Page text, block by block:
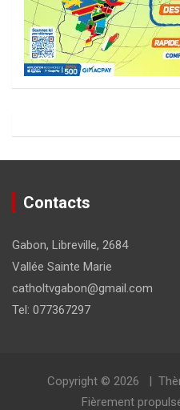
Contacts
Gabon, Libreville, 2684
Vallée Sainte Marie
catholtvgabon@gmail.com
Tel: 077367297
Copyright © 2026
Fièrement